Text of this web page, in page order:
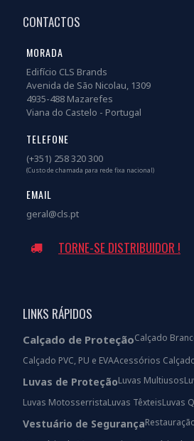
CONTACTOS
MORADA
Edifício CLS Brands
Avenida de São Nicolau, 1309
4935-488 Mazarefes
Viana do Castelo - Portugal
TELEFONE
(+351) 258 320 300
(Custo de chamada para rede fixa nacional)
EMAIL
geral@cls.pt
TORNE-SE DISTRIBUIDOR !
LINKS RÁPIDOS
Calçado de ProteçãoCalçado
Calçado PVC, PU e EVAAcessórios
Luvas de ProteçãoLuvas Multiusos
Luvas MotosserristaLuvas TêxteisLuvas
Vestuário de Segurança